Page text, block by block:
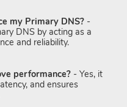
my Primary DNS? -
DNS by acting as a
and reliability.
performance? - Yes, it
and ensures